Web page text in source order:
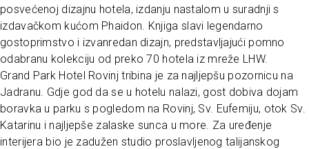
posvećenoj dizajnu hotela, izdanju nastalom u suradnji s
izdavačkom kućom Phaidon. Knjiga slavi legendarno
gostoprimstvo i izvanredan dizajn, predstavljajući pomno
odabranu kolekciju od preko 70 hotela iz mreže LHW.
Grand Park Hotel Rovinj tribina je za najljepšu pozornicu na
Jadranu. Gdje god da se u hotelu nalazi, gost dobiva dojam
boravka u parku s pogledom na Rovinj, Sv. Eufemiju, otok Sv.
Katarinu i najljepše zalaske sunca u more. Za uređenje
interijera bio je zadužen studio proslavljenog talijanskog